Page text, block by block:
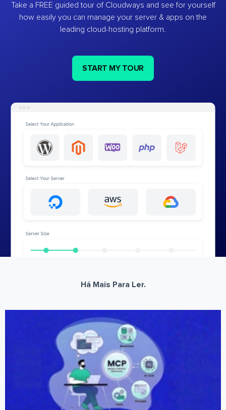
Take a FREE guided tour of Cloudways and see for yourself
how easily you can manage your server & apps on the
leading cloud-hosting platform.
START MY TOUR
Há Mais Para Ler.